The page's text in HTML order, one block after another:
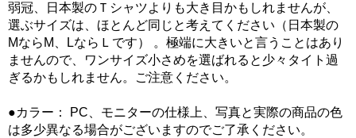
弱冠、日本製のＴシャツよりも大き目かもしれませんが、
選ぶサイズは、ほとんど同じと考えてください（日本製の
MならM、LならＬです） 。極端に大きいと言うことはあり
ませんので、ワンサイズ小さめを選ばれると少々タイト過
ぎるかもしれません。ご注意ください。
●カラー： PC、モニターの仕様上、写真と実際の商品の色
は多少異なる場合がございますのでご了承ください。